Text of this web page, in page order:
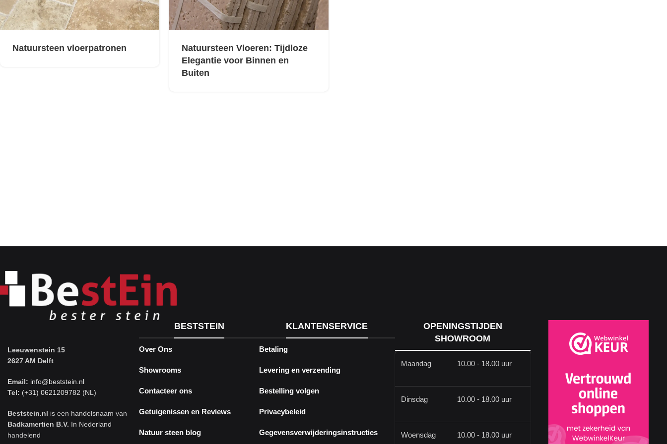
Natuursteen vloerpatronen
Natuursteen Vloeren: Tijdloze
Elegantie voor Binnen en
Buiten
Leeuwenstein 15
2627 AM Delft
Email: info@beststein.nl
Tel: (+31) 0621209782 (NL)
Beststein.nl is een handelsnaam van
Badkamertien B.V. In Nederland
handelend
BESTSTEIN
Over Ons
Showrooms
Contacteer ons
Getuigenissen en Reviews
Natuur steen blog
KLANTENSERVICE
Betaling
Levering en verzending
Bestelling volgen
Privacybeleid
Gegevensverwijderingsinstructies
OPENINGSTIJDEN
SHOWROOM
Maandag 10.00 - 18.00 uur
Dinsdag 10.00 - 18.00 uur
Woensdag 10.00 - 18.00 uur